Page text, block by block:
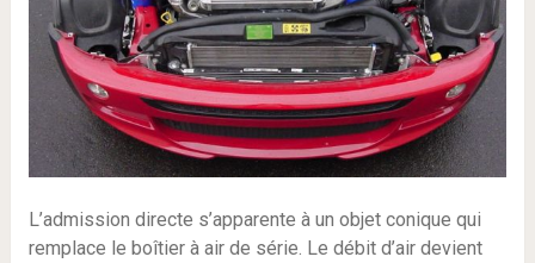
L’admission directe s’apparente à un objet conique qui
remplace le boîtier à air de série. Le débit d’air devient